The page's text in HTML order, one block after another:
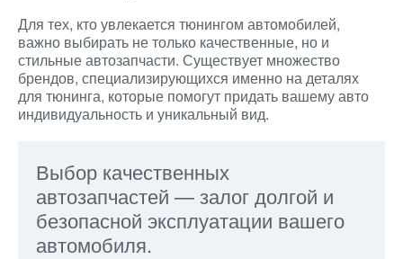
Для тех, кто увлекается тюнингом автомобилей,
важно выбирать не только качественные, но и
стильные автозапчасти. Существует множество
брендов, специализирующихся именно на деталях
для тюнинга, которые помогут придать вашему авто
индивидуальность и уникальный вид.
Выбор качественных
автозапчастей — залог долгой и
безопасной эксплуатации вашего
автомобиля.